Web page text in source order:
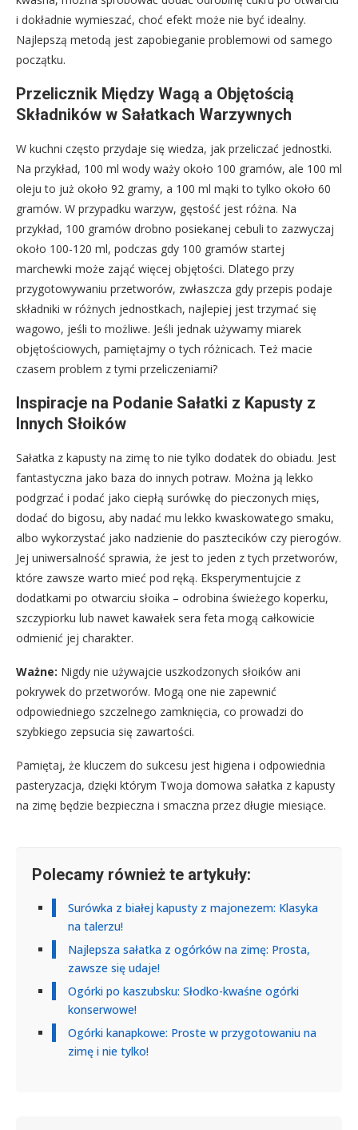
i dokładnie wymieszać, choć efekt może nie być idealny.
Najlepszą metodą jest zapobieganie problemowi od samego
początku.
Przelicznik Między Wagą a Objętością
Składników w Sałatkach Warzywnych
W kuchni często przydaje się wiedza, jak przeliczać jednostki.
Na przykład, 100 ml wody waży około 100 gramów, ale 100 ml
oleju to już około 92 gramy, a 100 ml mąki to tylko około 60
gramów. W przypadku warzyw, gęstość jest różna. Na
przykład, 100 gramów drobno posiekanej cebuli to zazwyczaj
około 100-120 ml, podczas gdy 100 gramów startej
marchewki może zająć więcej objętości. Dlatego przy
przygotowywaniu przetworów, zwłaszcza gdy przepis podaje
składniki w różnych jednostkach, najlepiej jest trzymać się
wagowo, jeśli to możliwe. Jeśli jednak używamy miarek
objętościowych, pamiętajmy o tych różnicach. Też macie
czasem problem z tymi przeliczeniami?
Inspiracje na Podanie Sałatki z Kapusty z
Innych Słoików
Sałatka z kapusty na zimę to nie tylko dodatek do obiadu. Jest
fantastyczna jako baza do innych potraw. Można ją lekko
podgrzać i podać jako ciepłą surówkę do pieczonych mięs,
dodać do bigosu, aby nadać mu lekko kwaskowatego smaku,
albo wykorzystać jako nadzienie do pasztecików czy pierogów.
Jej uniwersalność sprawia, że jest to jeden z tych przetworów,
które zawsze warto mieć pod ręką. Eksperymentujcie z
dodatkami po otwarciu słoika – odrobina świeżego koperku,
szczypiorku lub nawet kawałek sera feta mogą całkowicie
odmienić jej charakter.
Ważne: Nigdy nie używajcie uszkodzonych słoików ani
pokrywek do przetworów. Mogą one nie zapewnić
odpowiedniego szczelnego zamknięcia, co prowadzi do
szybkiego zepsucia się zawartości.
Pamiętaj, że kluczem do sukcesu jest higiena i odpowiednia
pasteryzacja, dzięki którym Twoja domowa sałatka z kapusty
na zimę będzie bezpieczna i smaczna przez długie miesiące.
Polecamy również te artykuły:
Surówka z białej kapusty z majonezem: Klasyka
na talerzu!
Najlepsza sałatka z ogórków na zimę: Prosta,
zawsze się udaje!
Ogórki po kaszubsku: Słodko-kwaśne ogórki
konserwowe!
Ogórki kanapkowe: Proste w przygotowaniu na
zimę i nie tylko!